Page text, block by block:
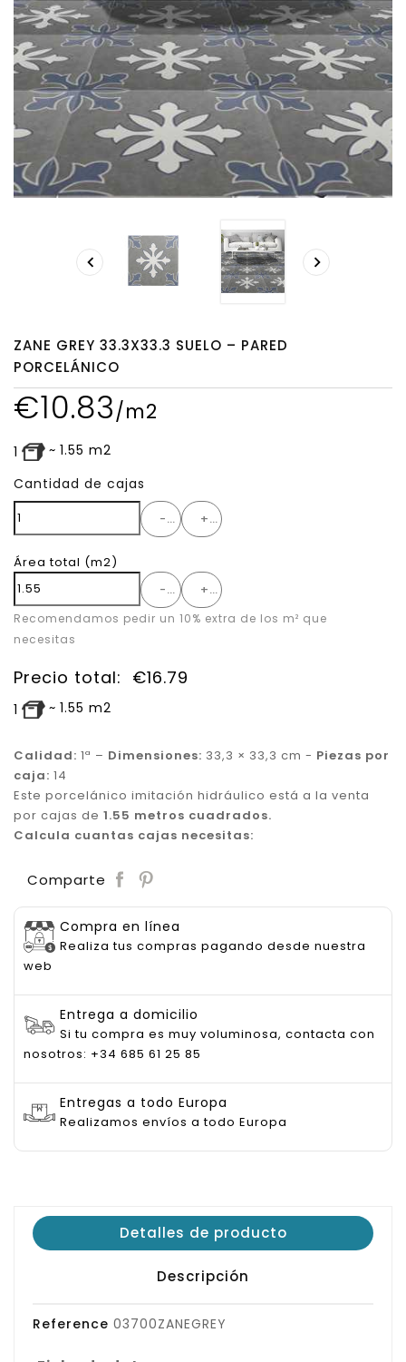
search
 
ZANE GREY 33.3X33.3 SUELO – PARED
PORCELÁNICO
€10.83/m2
1 ~ 1.55 m2
Cantidad de cajas
- +
Área total (m2)
-
+
Recomendamos pedir un 10% extra de los m² que
necesitas
Precio total: €16.79
1 ~ 1.55 m2
Calidad: 1ª – Dimensiones: 33,3 × 33,3 cm - Piezas por
caja: 14
Este porcelánico imitación hidráulico está a la venta
por cajas de 1.55 metros cuadrados.
Calcula cuantas cajas necesitas:
Comparte
Compra en línea
Realiza tus compras pagando desde nuestra
web
Entrega a domicilio
Si tu compra es muy voluminosa, contacta con
nosotros: +34 685 61 25 85
Entregas a todo Europa
Realizamos envíos a todo Europa
Detalles de producto
Descripción
Reference 03700ZANEGREY